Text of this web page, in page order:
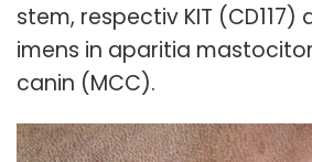
stem, respectiv KIT (CD117)
imens in aparitia
canin (MCC).